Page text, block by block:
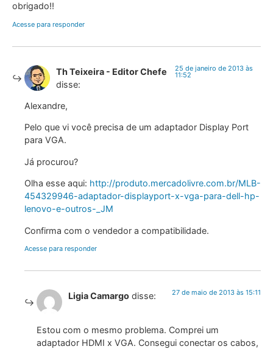
obrigado!!
Acesse para responder
Th Teixeira - Editor Chefe
disse:
25 de janeiro de 2013 às
11:52
Alexandre,
Pelo que vi você precisa de um adaptador Display Port
para VGA.
Já procurou?
Olha esse aqui: http://produto.mercadolivre.com.br/MLB-
454329946-adaptador-displayport-x-vga-para-dell-hp-
lenovo-e-outros-_JM
Confirma com o vendedor a compatibilidade.
Acesse para responder
Ligia Camargo disse: 27 de maio de 2013 às 15:11
Estou com o mesmo problema. Comprei um
adaptador HDMI x VGA. Consegui conectar os cabos,